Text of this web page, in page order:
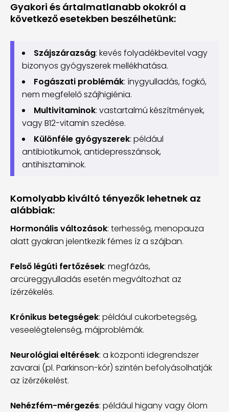
Gyakori és ártalmatlanabb okokról a
következő esetekben beszélhetünk:
Szájszárazság: kevés folyadékbevitel vagy
bizonyos gyógyszerek mellékhatása.
Fogászati problémák: ínygyulladás, fogkő,
nem megfelelő szájhigiénia.
Multivitaminok: vastartalmú készítmények,
vagy B12-vitamin szedése.
Különféle gyógyszerek: például
antibiotikumok, antidepresszánsok,
antihisztaminok.
Komolyabb kiváltó tényezők lehetnek az
alábbiak:
Hormonális változások: terhesség, menopauza
alatt gyakran jelentkezik fémes íz a szájban.
Felső légúti fertőzések: megfázás,
arcüreggyulladás esetén megváltozhat az
ízérzékelés.
Krónikus betegségek: például cukorbetegség,
veseelégtelenség, májproblémák.
Neurológiai eltérések: a központi idegrendszer
zavarai (pl. Parkinson-kór) szintén befolyásolhatják
az ízérzékelést.
Nehézfém-mérgezés: például higany vagy ólom